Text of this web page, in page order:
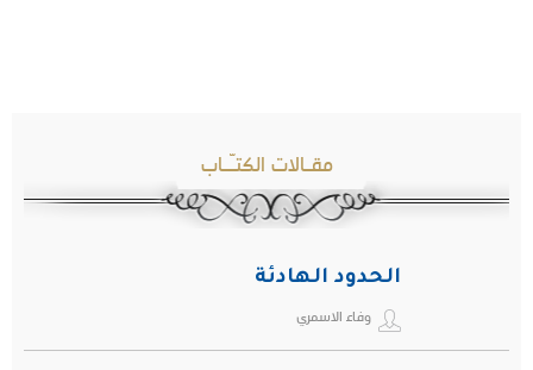
مقـالات الكتـّـاب
الحدود الهادئة
وفاء الاسمري